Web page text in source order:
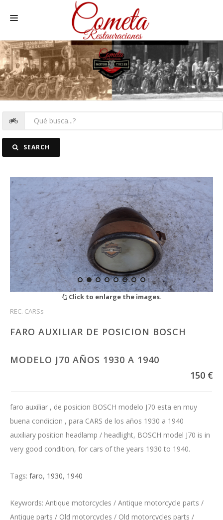
HOME
SPANISH MOTORCYCLES
MOTORCYCLE SPARE PARTS
PICTURES
SEARCH
Click to enlarge the images.
REC. CARSs
FARO AUXILIAR DE POSICION BOSCH
MODELO J70 AÑOS 1930 A 1940
150 €
faro auxiliar , de posicion BOSCH modelo J70 esta en muy
buena condicion , para CARS de los años 1930 a 1940
auxiliary position headlamp / headlight, BOSCH model J70 is in
very good condition, for cars of the years 1930 to 1940.
Tags: faro, 1930, 1940
Keywords: Antique motorcycles / Antique motorcycle parts /
Antique parts / Old motorcycles / Old motorcycles parts /